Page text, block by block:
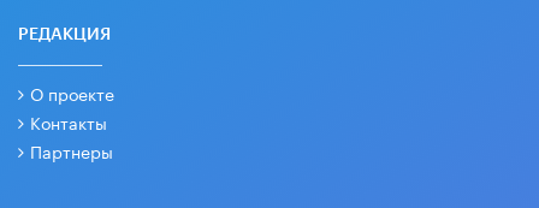
РЕДАКЦИЯ
О проекте
Контакты
Партнеры